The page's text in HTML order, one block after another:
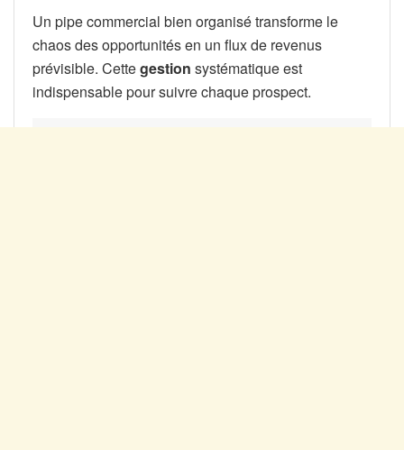
Un pipe commercial bien organisé transforme le
chaos des opportunités en un flux de revenus
prévisible. Cettegestion systématique est
indispensable pour suivre chaque prospect.